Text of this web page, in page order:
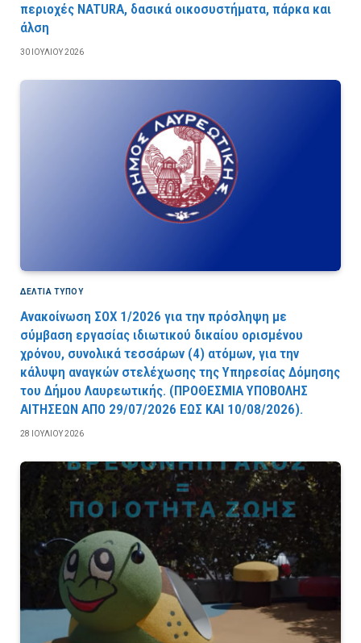
περιοχές NATURA, δασικά οικοσυστήματα, πάρκα και
άλση
30 ΙΟΥΛΊΟΥ 2026
ΔΕΛΤΙΑ ΤΥΠΟΥ
Ανακοίνωση ΣΟΧ 1/2026 για την πρόσληψη με
σύμβαση εργασίας ιδιωτικού δικαίου ορισμένου
χρόνου, συνολικά τεσσάρων (4) ατόμων, για την
κάλυψη αναγκών στελέχωσης της Υπηρεσίας Δόμησης
του Δήμου Λαυρεωτικής. (ΠPOΘEΣMIA YΠOBOΛHΣ
AITHΣEΩN AΠO 29/07/2026 EΩΣ KAI 10/08/2026).
28 ΙΟΥΛΊΟΥ 2026